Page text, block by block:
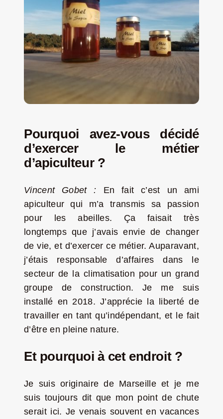
Pourquoi avez-vous décidé
d’exercer le métier
d’apiculteur ?
Vincent Gobet : En fait c’est un ami
apiculteur qui m’a transmis sa passion
pour les abeilles. Ça faisait très
longtemps que j’avais envie de changer
de vie, et d’exercer ce métier. Auparavant,
j’étais responsable d’affaires dans le
secteur de la climatisation pour un grand
groupe de construction. Je me suis
installé en 2018. J’apprécie la liberté de
travailler en tant qu’indépendant, et le fait
d’être en pleine nature.
Et pourquoi à cet endroit ?
Je suis originaire de Marseille et je me
suis toujours dit que mon point de chute
serait ici. Je venais souvent en vacances